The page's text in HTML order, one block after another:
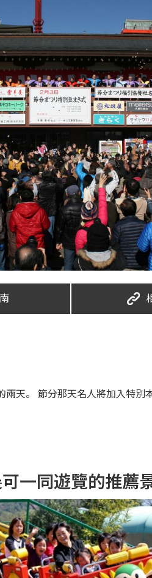
天。 節分那天名人將加入特別
一同遊覽的推薦